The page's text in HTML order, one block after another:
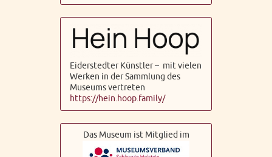
Eiderstedter Künstler – mit vielen
Werken in der Sammlung des
Museums vertreten
https://hein.hoop.family/
Das Museum ist Mitglied im